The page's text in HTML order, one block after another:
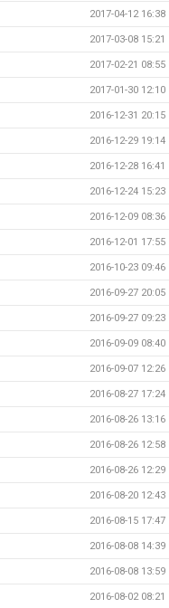
2017-04-12 16:38
2017-03-08 15:21
2017-02-21 08:55
2017-01-30 12:10
2016-12-31 20:15
2016-12-29 19:14
2016-12-28 16:41
2016-12-24 15:23
2016-12-09 08:36
2016-12-01 17:55
2016-10-23 09:46
2016-09-27 20:05
2016-09-27 09:23
2016-09-09 08:40
2016-09-07 12:26
2016-08-27 17:24
2016-08-26 13:16
2016-08-26 12:58
2016-08-26 12:29
2016-08-20 12:43
2016-08-15 17:47
2016-08-08 14:39
2016-08-08 13:59
2016-08-02 08:21